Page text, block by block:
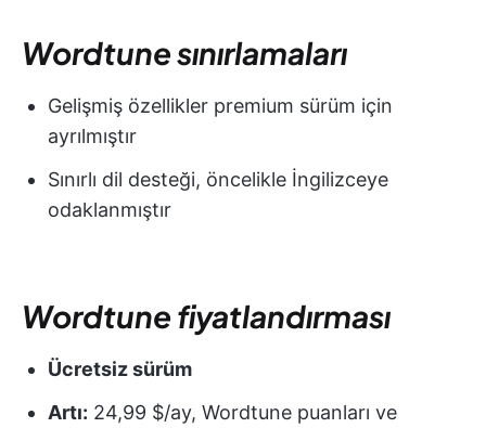
Wordtune sınırlamaları
Gelişmiş özellikler premium sürüm için
ayrılmıştır
Sınırlı dil desteği, öncelikle İngilizceye
odaklanmıştır
Wordtune fiyatlandırması
Ücretsiz sürüm
Artı: 24,99 $/ay, Wordtune puanları ve